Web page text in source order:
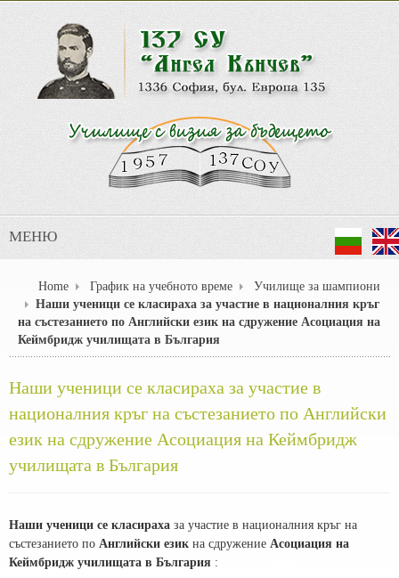
МЕНЮ
Home График на учебното време
Училище за шампиони
Наши ученици се класираха за участие в националния кръг
на състезанието по Английски език на сдружение Асоциация на
Кеймбридж училищата в България
Наши ученици се класираха за участие в
националния кръг на състезанието по Английски
език на сдружение Асоциация на Кеймбридж
училищата в България
Наши ученици се класираха за участие в националния кръг на
състезанието по Английски език на сдружение Асоциация на
Кеймбридж училищата в България :